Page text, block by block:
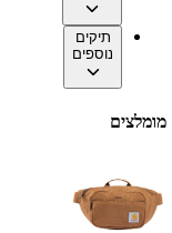
תיקים
נוספים
מומלצים